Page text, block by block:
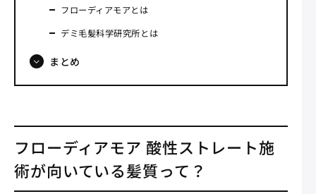
フローディアモアとは
デミ毛髪科学研究所とは
まとめ
フローディアモア 酸性ストレート施
術が向いている髪質って？